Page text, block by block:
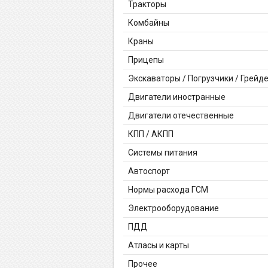
Тракторы
Комбайны
Краны
Прицепы
Экскаваторы / Погрузчики /
Двигатели иностранные
Двигатели отечественные
КПП / АКПП
Системы питания
Автоспорт
Нормы расхода ГСМ
Электрооборудование
ПДД
Атласы и карты
Прочее